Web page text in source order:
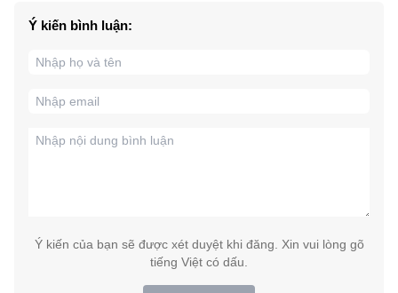
Ý kiến bình luận:
Ý kiến của bạn sẽ được xét duyệt khi đăng. Xin vui lòng gõ
tiếng Việt có dấu.